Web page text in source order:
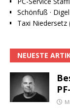
Schönfuß ·
Taxi Niedersetz
NEUESTE